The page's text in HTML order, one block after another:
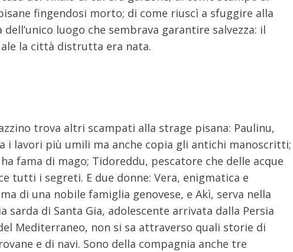
fingendosi morto; di come riuscì a sfuggire alla
luogo che sembrava garantire salvezza: il
la città distrutta era nata.
trova altri scampati alla strage pisana: Paulinu,
i lavori più umili ma anche copia gli antichi manoscritti;
fama di mago; Tidoreddu, pescatore che delle acque
tutti i segreti. E due donne: Vera, enigmatica e
di una nobile famiglia genovese, e Akì, serva nella
sarda di Santa Gia, adolescente arrivata dalla Persia
Mediterraneo, non si sa attraverso quali storie di
e di navi. Sono della compagnia anche tre